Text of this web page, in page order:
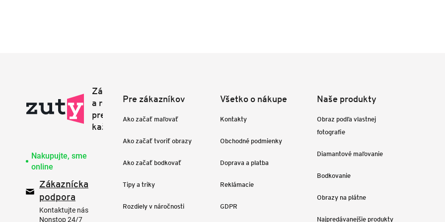
Nakupujte, sme
online
Zákaznícka
podpora
Kontaktujte nás
Nonstop 24/7
Pre zákazníkov
Ako začať maľovať
Ako začať tvoriť obrazy
Ako začať bodkovať
Tipy a triky
Rozdiely v náročnosti
Všetko o nákupe
Kontakty
Obchodné podmienky
Doprava a platba
Reklámacie
GDPR
Naše produkty
Obraz podľa vlastnej
fotografie
Diamantové maľovanie
Bodkovanie
Obrazy na plátne
Najpredávanejšie produkty